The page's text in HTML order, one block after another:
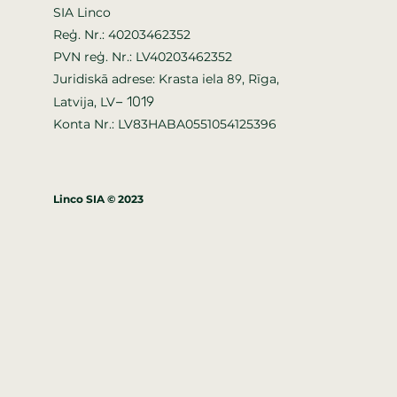
SIA Linco
Reģ. Nr.: 40203462352
PVN reģ. Nr.: LV40203462352
Juridiskā adrese: Krasta iela89, Rīga,
Latvija, LV– 1019
Konta Nr.: LV83HABA0551054125396
Linco SIA © 2023